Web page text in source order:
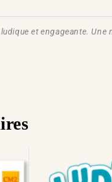
et engageante.